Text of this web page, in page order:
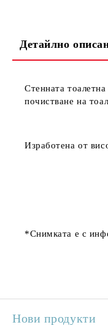
Детайлно
Стенната
почистване на
Изработена от
*Снимката е с
Нови продукти